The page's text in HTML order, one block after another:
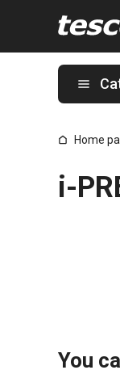
Home
i-
You